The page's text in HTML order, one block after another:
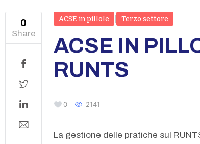
0
Share
ACSE in pillole Terzo settore
ACSE IN
RUNTS
0 2141
La gestione delle pratiche sul